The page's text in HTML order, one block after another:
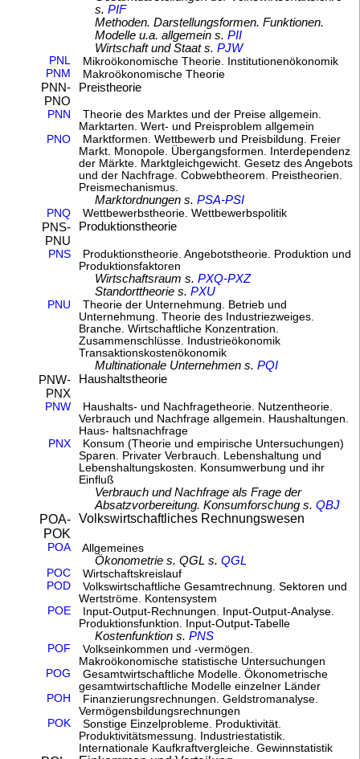
s.PIF
Methoden. Darstellungsformen. Funktionen.
Modelle u.a. allgemein s.PII
Wirtschaft und Staat s.PJW
PNL
Mikroökonomische Theorie. Institutionenökonomik
PNM
Makroökonomische Theorie
PNN-
PNO
Preistheorie
PNN
Theorie des Marktes und der Preise allgemein.
Marktarten. Wert- und Preisproblem allgemein
PNO
Marktformen. Wettbewerb und Preisbildung. Freier
Markt. Monopole. Übergangsformen. Interdependenz
der Märkte. Marktgleichgewicht. Gesetz des Angebots
und der Nachfrage. Cobwebtheorem. Preistheorien.
Preismechanismus.
Marktordnungen s.PSA-PSI
PNQ Wettbewerbstheorie. Wettbewerbspolitik
PNS-
PNU
Produktionstheorie
PNS
Produktionstheorie. Angebotstheorie. Produktion und
Produktionsfaktoren
Wirtschaftsraum s.PXQ-PXZ
Standorttheorie s.PXU
PNU
Theorie der Unternehmung. Betrieb und
Unternehmung. Theorie des Industriezweiges.
Branche. Wirtschaftliche Konzentration.
Zusammenschlüsse. Industrieökonomik
Transaktionskostenökonomik
Multinationale Unternehmen s.PQI
PNW-
PNX
Haushaltstheorie
PNW
Haushalts- und Nachfragetheorie. Nutzentheorie.
Verbrauch und Nachfrage allgemein. Haushaltungen.
Haus- haltsnachfrage
PNX
Konsum (Theorie und empirische Untersuchungen)
Sparen. Privater Verbrauch. Lebenshaltung und
Lebenshaltungskosten. Konsumwerbung und ihr
Einfluß
Verbrauch und Nachfrage als Frage der
Absatzvorbereitung. Konsumforschung s.QBJ
POA-
POK
Volkswirtschaftliches Rechnungswesen
POA Allgemeines
Ökonometrie s. QGL s.QGL
POC
Wirtschaftskreislauf
POD
Volkswirtschaftliche Gesamtrechnung. Sektoren und
Wertströme. Kontensystem
POE
Input-Output-Rechnungen. Input-Output-Analyse.
Produktionsfunktion. Input-Output-Tabelle
Kostenfunktion s.PNS
POF
Volkseinkommen und -vermögen.
Makroökonomische statistische Untersuchungen
POG
Gesamtwirtschaftliche Modelle. Ökonometrische
gesamtwirtschaftliche Modelle einzelner Länder
POH
Finanzierungsrechnungen. Geldstromanalyse.
Vermögensbildungsrechnungen
POK
Sonstige Einzelprobleme. Produktivität.
Produktivitätsmessung. Industriestatistik.
Internationale Kaufkraftvergleiche. Gewinnstatistik